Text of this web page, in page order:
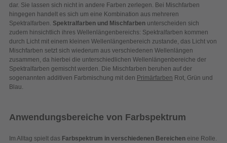
dar. Sie lassen sich nicht in andere Farben zerlegen. Bei Mischfarben
hingegen handelt es sich um eine Kombination aus mehreren
Spektralfarben. Spektralfarben und Mischfarben unterscheiden sich
zudem hinsichtlich ihres Wellenlängenbereichs: Spektralfarben kommen
durch Licht mit einem kleinen Wellenlängenbereich zustande, das Licht von
Mischfarben setzt sich wiederum aus verschiedenen Wellenlängen
zusammen, da hierbei die unterschiedlichen Wellenlängenbereiche der
Spektralfarben gemischt werden. Die Mischfarben beruhen auf der
sogenannten additiven Farbmischung mit den Primärfarben Rot, Grün und
Blau.
Anwendungsbereiche von Farbspektrum
Im Alltag spielt das Farbspektrum in verschiedenen Bereichen eine Rolle.